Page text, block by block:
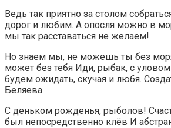
Ведь так приятно за столом
дорог и любим. А опосля можно в
мы так расставаться не желаем!
Но знаем мы, не можешь ты без
может без тебя Иди, рыбак, с
будем ожидать, скучая и любя.
Беляева
C деньком рожденья, рыболов!
был непосредственно клёв И